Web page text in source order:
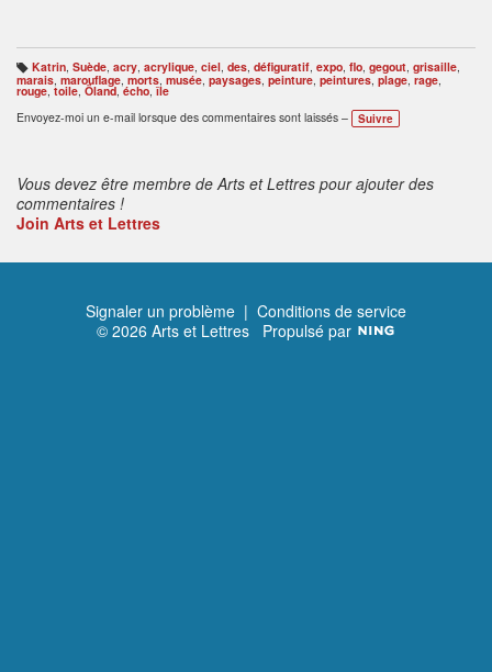
B
ali
s
e
s
Katrin, Suède, acry, acrylique, ciel, des, défiguratif, expo, flo, gegout, grisaille,
marais marouflage morts musée paysages peinture peintures plage rage
rouge toile Öland ,écho île
Envoyez-moi un e-mail lorsque des commentaires sont laissés –
Suivre
Vous devez être membre de Arts et Lettres pour ajouter des
commentaires !
Join Arts et Lettres
Signaler un problème | Conditions de service
© 2026 Arts et Lettres Propulsé par